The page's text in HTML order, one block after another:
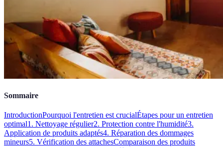
Sommaire
IntroductionPourquoi l'entretien est crucialÉtapes pour un entretien
optimal1. Nettoyage régulier2. Protection contre l'humidité3.
Application de produits adaptés4. Réparation des dommages
mineurs5. Vérification des attachesComparaison des produits